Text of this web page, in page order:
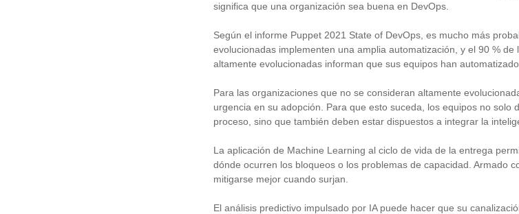
significa que una organización sea buena en DevOps.
Según el informe Puppet 2021 State of DevOps, es mucho más
evolucionadas implementen una amplia automatización, y el 90 %
altamente evolucionadas informan que sus equipos han
Para las organizaciones que no se consideran altamente
urgencia en su adopción. Para que esto suceda, los equipos no solo
proceso, sino que también deben estar dispuestos a integrar la
La aplicación de Machine Learning al ciclo de vida de la entrega
dónde ocurren los bloqueos o los problemas de capacidad. Armado
mitigarse mejor cuando surjan.
El análisis predictivo impulsado por IA puede hacer que su